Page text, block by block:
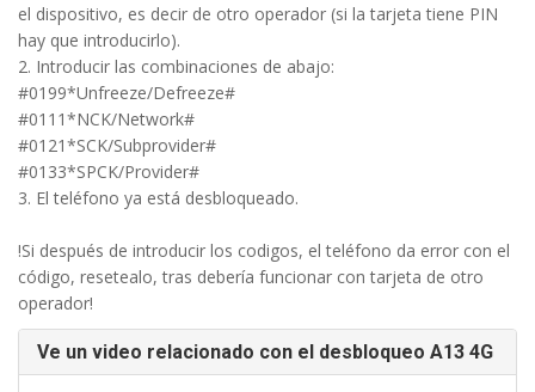
el dispositivo, es decir de otro operador (si la tarjeta tiene PIN
hay que introducirlo).
2. Introducir las combinaciones de abajo:
#0199*Unfreeze/Defreeze#
#0111*NCK/Network#
#0121*SCK/Subprovider#
#0133*SPCK/Provider#
3. El teléfono ya está desbloqueado.
!Si después de introducir los codigos, el teléfono da error con el
código, resetealo, tras debería funcionar con tarjeta de otro
operador!
Ve un video relacionado con el desbloqueo A13 4G